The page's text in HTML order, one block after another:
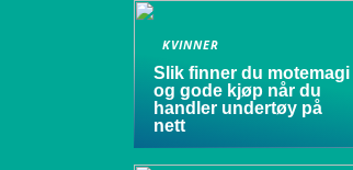
KVINNER
Slik finner du motemagi
og gode kjøp når du
handler undertøy på
nett